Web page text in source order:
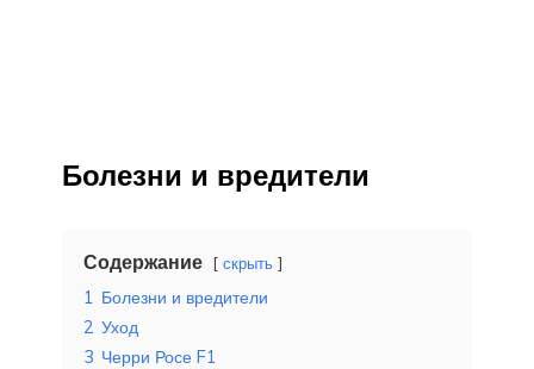
Болезни и вредители
Содержание скрыть
1 Болезни и вредители
2 Уход
3 Черри Росе F1